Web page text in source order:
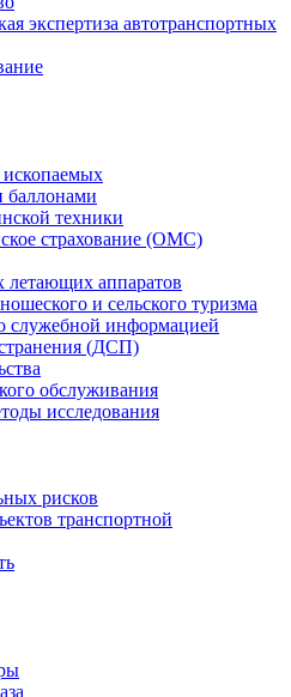
экспертиза автотранспортных
баллонами
техники
страхование (ОМС)
летающих аппаратов
и сельского туризма
служебной информацией
(ДСП)
обслуживания
исследования
рисков
транспортной